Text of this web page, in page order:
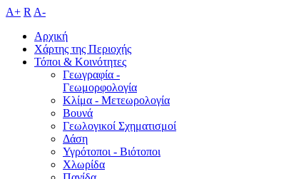
A+ R A-
Αρχική
Χάρτης της Περιοχής
Τόποι & Κοινότητες
Γεωγραφία -
Γεωμορφολογία
Κλίμα - Mετεωρολογία
Βουνά
Γεωλογικοί Σχηματισμοί
Δάση
Υγρότοποι - Βιότοποι
Χλωρίδα